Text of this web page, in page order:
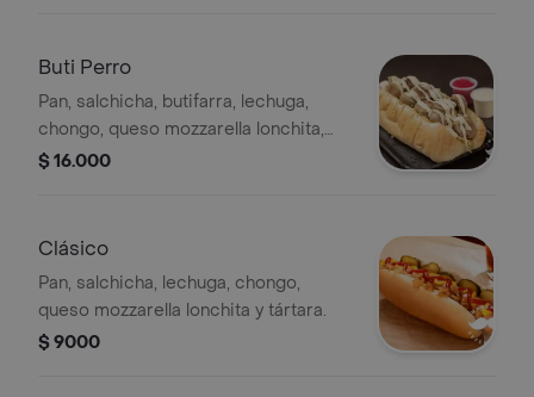
Buti Perro
Pan, salchicha, butifarra, lechuga,
chongo, queso mozzarella lonchita,
tártara y gel piña.
$ 16.000
Clásico
Pan, salchicha, lechuga, chongo,
queso mozzarella lonchita y tártara.
$ 9000